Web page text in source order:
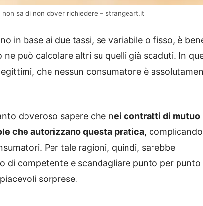
sa di non dover richiedere – strangeart.it
in base ai due tassi, se variabile o fisso, è
può calcolare altri su quelli già scaduti. In
che nessun consumatore è
doveroso sapere che nei contratti di mutuo
che autorizzano questa pratica, complicando
Per tale ragioni, quindi, sarebbe
di competente e scandagliare punto per punto
sorprese.